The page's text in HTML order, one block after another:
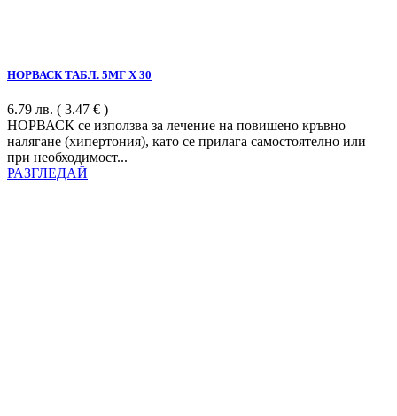
НОРВАСК ТАБЛ. 5МГ Х 30
6.79 лв. ( 3.47 € )
НОРВАСК се използва за лечение на повишено кръвно
налягане (хипертония), като се прилага самостоятелно или
при необходимост...
РАЗГЛЕДАЙ